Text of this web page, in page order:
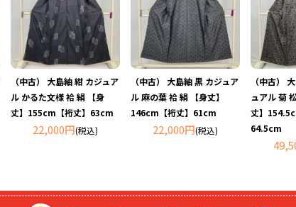
（中古） 大島紬 紺 カジュア
ル かるた文様 袷 絹 【身
丈】155cm【裄丈】63cm
22,000円(税込)
（中古） 大島紬 黒 カジュア
ル 麻の葉 袷 絹 【身丈】
146cm【裄丈】61cm
22,000円(税込)
（中古）
ュアル 菊
丈】
64.5cm